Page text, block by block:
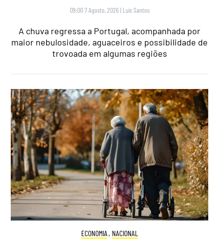
09:00 7 Agosto, 2026 | Luís Santos
A chuva regressa a Portugal, acompanhada por
maior nebulosidade, aguaceiros e possibilidade de
trovoada em algumas regiões
ECONOMIA , NACIONAL